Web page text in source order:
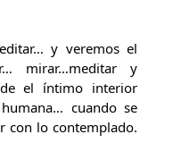
y veremos el
mirar…meditar y
el íntimo interior
cuando se
con lo contemplado.